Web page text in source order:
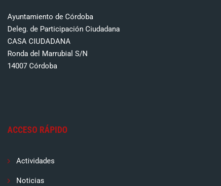
Ayuntamiento de Córdoba
Deleg. de Participación Ciudadana
CASA CIUDADANA
Ronda del Marrubial S/N
14007 Córdoba
ACCESO RÁPIDO
Actividades
Noticias